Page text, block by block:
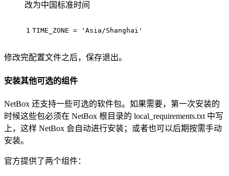
改为中国标准时间
1 TIME_ZONE = 'Asia/Shanghai'
修改完配置文件之后，保存退出。
安装其他可选的组件
NetBox 还支持一些可选的软件包。如果需要，第一次安装的
时候这些包必须在 NetBox 根目录的 local_requirements.txt 中写
上，这样 NetBox 会自动进行安装；或者也可以后期按需手动
安装。
官方提供了两个组件：